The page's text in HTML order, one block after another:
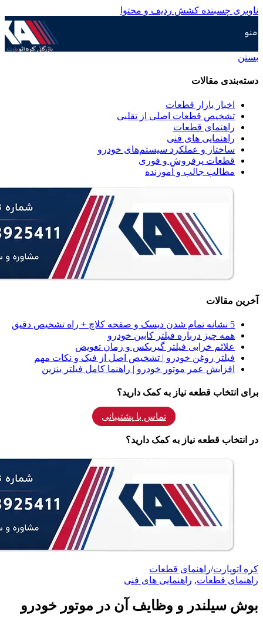
ناوبری چسبنده کشش ردیف و محتوا
منو
بستن
دسته‌بندی مقالات
اخبار بازار قطعات
تشخیص قطعات اصلی از تقلبی
راهنمای قطعات
راهنمایی های فنی
ساختار و عملکرد سیستم‌های خودرو
قطعات پرفروش و فوری
مطالب جالب و آموزنده
آخرین مقالات
5 نشانه‌ تمام شدن دیسک و صفحه کلاچ + راه تشخیص دقیق
همه‌ چیز درباره فیلتر کابین خودرو
علائم خرابی فیلتر گیربکس و زمان تعویض
فیلتر روغن خودرو | تشخیص اصل از فیک و نکات مهم
افزایش عمر موتور خودرو | راهنما کامل فیلتر بنزین
برای انتخاب قطعه نیاز به کمک دارید؟
تماس با پشتیبانی
در انتخاب قطعه نیاز به کمک دارید؟
کره اتوپارت/راهنمای قطعات
راهنمای قطعات, راهنمایی های فنی
بوش سیلندر و وظایف آن در موتور خودرو